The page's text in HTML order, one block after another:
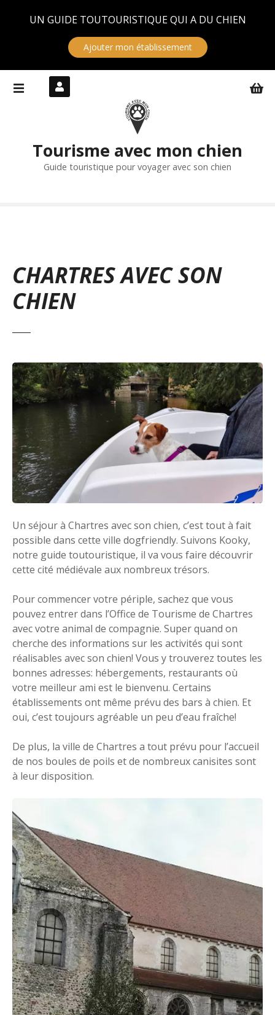
UN GUIDE TOUTOURISTIQUE QUI A DU CHIEN
Ajouter mon établissement
Tourisme avec mon chien
Guide touristique pour voyager avec son chien
CHARTRES AVEC SON
CHIEN
Un séjour à Chartres avec son chien, c’est tout à fait
possible dans cette ville dogfriendly. Suivons Kooky,
notre guide toutouristique, il va vous faire découvrir
cette cité médiévale aux nombreux trésors.
Pour commencer votre périple, sachez que vous
pouvez entrer dans l’Office de Tourisme de Chartres
avec votre animal de compagnie. Super quand on
cherche des informations sur les activités qui sont
réalisables avec son chien! Vous y trouverez toutes les
bonnes adresses: hébergements, restaurants où
votre meilleur ami est le bienvenu. Certains
établissements ont même prévu des bars à chien. Et
oui, c’est toujours agréable un peu d’eau fraîche!
De plus, la ville de Chartres a tout prévu pour l’accueil
de nos boules de poils et de nombreux canisites sont
à leur disposition.